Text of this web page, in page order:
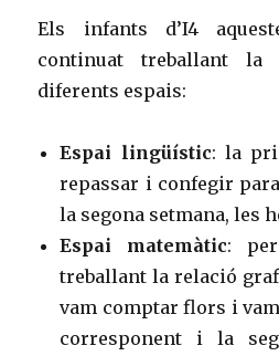
Els infants d’I4
continuat treballant la
diferents espais:
Espai lingüístic: la
repassar i confegir
la segona setmana, les
Espai matemàtic:
treballant la relació
vam comptar flors i
corresponent i la